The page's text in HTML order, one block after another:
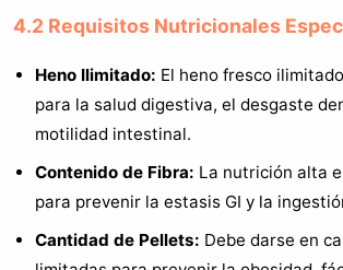
4.2 Requisitos Nutricionales
Heno Ilimitado: El heno fresco
para la salud digestiva, el desgaste
motilidad intestinal.
Contenido de Fibra: La nutrición alta
para prevenir la estasis GI y la
Cantidad de Pellets: Debe darse en